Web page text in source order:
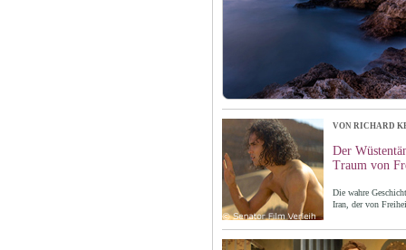
VON RICHARD
Der
Traum von
Die wahre
Iran, der von